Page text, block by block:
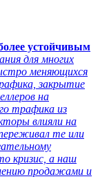
устойчивым
для многих
меняющихся
закрытие
на
трафика из
влияли на
те или
кризис, а наш
продажами и